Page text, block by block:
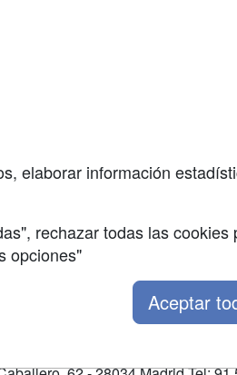
elaborar información
rechazar todas las cookies
opciones"
Aceptar